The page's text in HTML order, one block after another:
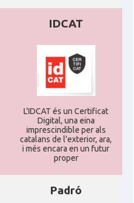
IDCAT
L'IDCAT és un Certificat
Digital, una eina
imprescindible per als
catalans de l'exterior, ara,
i més encara en un futur
proper
Padró